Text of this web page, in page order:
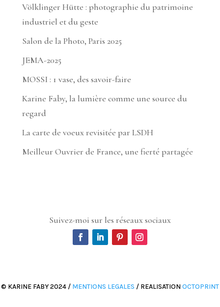
Völklinger Hütte : photographie du patrimoine
industriel et du geste
Salon de la Photo, Paris 2025
JEMA-2025
MOSSI : 1 vase, des savoir-faire
Karine Faby, la lumière comme une source du
regard
La carte de voeux revisitée par LSDH
Meilleur Ouvrier de France, une fierté partagée
Suivez-moi sur les réseaux sociaux
© KARINE FABY 2024 / MENTIONS LEGALES / REALISATION OCTOPRINT